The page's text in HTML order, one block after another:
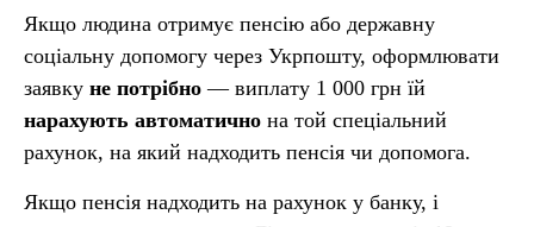
Якщо людина отримує пенсію або державну
соціальну допомогу через Укрпошту, оформлювати
заявку не потрібно — виплату 1 000 грн їй
нарахують автоматично на той спеціальний
рахунок, на який надходить пенсія чи допомога.
Якщо пенсія надходить на рахунок у банку, і